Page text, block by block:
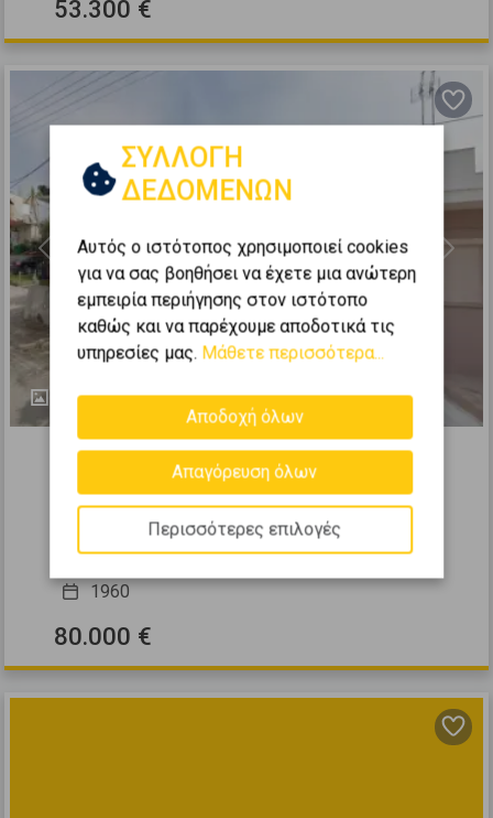
53.300 €
Previous Next
437970
Μονοκατοικία 67τ.μ. προς πώληση
ΔΥΜΗ - Κάτω Αχαΐα
1
1 0 (Ισόγειο) 67m2
1960
80.000 €
ΣΥΛΛΟΓΗ
ΔΕΔΟΜΕΝΩΝ
Αυτός ο ιστότοπος χρησιμοποιεί cookies
για να σας βοηθήσει να έχετε μια ανώτερη
εμπειρία περιήγησης στον ιστότοπο
καθώς και να παρέχουμε αποδοτικά τις
υπηρεσίες μας. Μάθετε περισσότερα...
Αποδοχή όλων
Απαγόρευση όλων
Περισσότερες επιλογές